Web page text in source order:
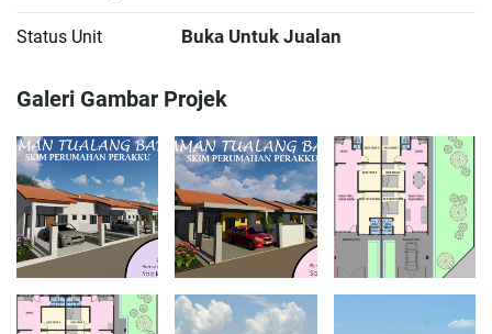
Status Unit Buka Untuk Jualan
Galeri Gambar Projek